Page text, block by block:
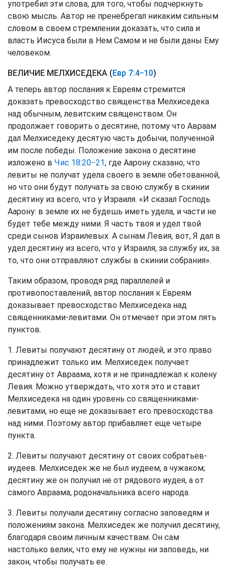
употребил эти слова, для того, чтобы подчеркнуть
свою мысль. Автор не пренебрегал никаким сильным
словом в своем стремлении доказать, что сила и
власть Иисуса были в Нем Самом и не были даны Ему
человеком.
ВЕЛИЧИЕ МЕЛХИСЕДЕКА (Евр 7:4−10)
А теперь автор послания к Евреям стремится
доказать превосходство священства Мелхиседека
над обычным, левитским священством. Он
продолжает говорить о десятине, потому что Авраам
дал Мелхиседеку десятую часть добычи, полученной
им после победы. Положение закона о десятине
изложено в Чис 18:20−21, где Аарону сказано, что
левиты не получат удела своего в земле обетованной,
но что они будут получать за свою службу в скинии
десятину из всего, что у Израиля. «И сказал Господь
Аарону: в земле их не будешь иметь удела, и части не
будет тебе между ними. Я часть твоя и удел твой
среди сынов Израилевых. А сынам Левия, вот, Я дал в
удел десятину из всего, что у Израиля, за службу их, за
то, что они отправляют службы в скинии собрания».
Таким образом, проводя ряд параллелей и
противопоставлений, автор послания к Евреям
доказывает превосходство Мелхиседека над
священниками-левитами. Он отмечает при этом пять
пунктов.
1. Левиты получают десятину от людей, и это право
принадлежит только им. Мелхиседек получает
десятину от Авраама, хотя и не принадлежал к колену
Левия. Можно утверждать, что хотя это и ставит
Мелхиседека на один уровень со священниками-
левитами, но еще не доказывает его превосходства
над ними. Поэтому автор прибавляет еще четыре
пункта.
2. Левиты получают десятину от своих собратьев-
иудеев. Мелхиседек же не был иудеем, а чужаком;
десятину же он получил не от рядового иудея, а от
самого Авраама, родоначальника всего народа.
3. Левиты получали десятину согласно заповедям и
положениям закона. Мелхиседек же получил десятину,
благодаря своим личным качествам. Он сам
настолько велик, что ему не нужны ни заповедь, ни
закон, чтобы получать ее.